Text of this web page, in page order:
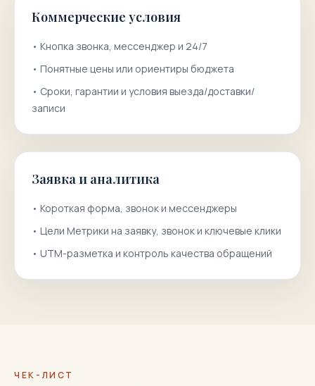
Коммерческие условия
• Кнопка звонка, мессенджер и 24/7
• Понятные цены или ориентиры бюджета
• Сроки, гарантии и условия выезда/доставки/
записи
Заявка и аналитика
• Короткая форма, звонок и мессенджеры
• Цели Метрики на заявку, звонок и ключевые клики
• UTM-разметка и контроль качества обращений
ЧЕК-ЛИСТ